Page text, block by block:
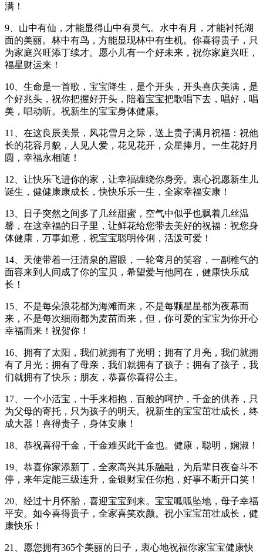
满！
9、山中有仙，才能显得山中有灵气。水中有月，才能衬托湖
面的美丽。林中有鸟，方能显现林中有生机。你喜得贵子，只
为家庭兴旺添丁续才。愿小儿有一个好未来，祝你家庭兴旺，
福星财运来！
10、生命是一首歌，宝宝降生，是个开头，开头喜庆美满，是
个好兆头，祝你把握好开头，陪着宝宝把歌唱下去，唱好，唱
美，唱动听。祝新生的宝宝身体健康。
11、在这良辰美景，风花雪月之际，送上贵子满月祝福：祝他
长的花容月貌，人见人爱，花见花开，众星捧月。一生花好月
圆，幸福永相随！
12、让快乐飞进你的家，让幸福缠绕你身旁。衷心祝愿新生儿
诞生，健健康康成长，快快乐乐一生，全家幸福安康！
13、日子突然之间多了几丝甜蜜，空气中似乎也飘着几丝温
馨，在这幸福的日子里，让鲜花给您带去美好的祝福：祝您身
体健康，万事如意，祝宝宝聪明伶俐，活泼可爱！
14、天使带着一汪清泉的眉眼，一轮弯月的笑容，一副稚气的
面容来到人间成了你的宝贝，希望爱与他同在，健康快乐成
长！
15、不是每朵浪花都为海滩而来，不是每颗星星都为夜幕而
来，不是每次细雨都为麦苗而来，但，你可爱的宝宝为你开心
幸福而来！祝贺你！
16、拥有了太阳，我们就拥有了光明；拥有了月亮，我们就拥
有了月光；拥有了母亲，我们就拥有了孩子；拥有了孩子，我
们就拥有了快乐；朋友，恭喜你喜得公主。
17、一个小活宝，十手来相抱，百般的呵护，千金的供养，只
为父母的寄托，只为孩子的明天。祝新生的宝宝茁壮成长，终
成大器！喜得贵子，身体安康！
18、恭祝喜得千金，千金难买此千金也。健康，聪明，娴淑！
19、恭喜你家添新丁，全家高兴其乐融融，为后辈日夜奋斗不
停，来年定能三级连升，金银财宝任你抱，好事不断开口笑！
20、经过十月怀胎，喜迎宝宝到来。宝宝呱呱坠地，母子幸福
平安。如今喜得贵子，全家喜笑欢颜。祝小宝宝茁壮成长，健
康快乐！
21、愿您拥有365个美丽的日子，衷心地祝福你家宝宝健康快